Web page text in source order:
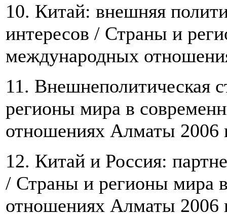
10. Китай: внешняя
интересов / Страны и
международных
11. Внешнеполитическая
регионы мира в
отношениях Алматы 2006
12. Китай и Россия:
/ Страны и регионы мира
отношениях Алматы 2006